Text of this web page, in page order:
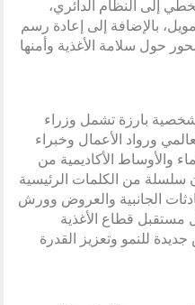
إلى النظام الدائري،
بالإضافة إلى إعادة رسم
حول سلامة الأغذية وأمنها
في المؤتمر أكثر من 200 شخصية بارزة تشمل وزراء
ورواد الأعمال وخبراء
والأوساط الأكاديمية من
من الكلمات الرئيسية
الجانبية والعروض وورش
مستقبل قطاع الأغذية
للنمو وتعزيز القدرة